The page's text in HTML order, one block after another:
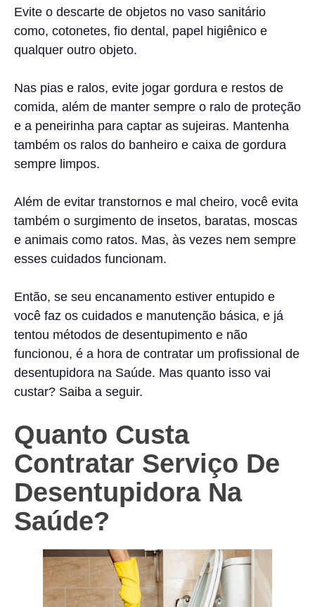
Evite o descarte de objetos no vaso sanitário
como, cotonetes, fio dental, papel higiênico e
qualquer outro objeto.
Nas pias e ralos, evite jogar gordura e restos de
comida, além de manter sempre o ralo de proteção
e a peneirinha para captar as sujeiras. Mantenha
também os ralos do banheiro e caixa de gordura
sempre limpos.
Além de evitar transtornos e mal cheiro, você evita
também o surgimento de insetos, baratas, moscas
e animais como ratos. Mas, às vezes nem sempre
esses cuidados funcionam.
Então, se seu encanamento estiver entupido e
você faz os cuidados e manutenção básica, e já
tentou métodos de desentupimento e não
funcionou, é a hora de contratar um profissional de
desentupidora na Saúde. Mas quanto isso vai
custar? Saiba a seguir.
Quanto Custa
Contratar Serviço De
Desentupidora Na
Saúde?